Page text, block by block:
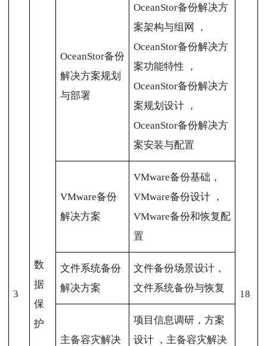
3
数
据
保
护
18
OceanStor备份
解决方案规划
与部署
OceanStor备份解决方
案架构与组网 ，
OceanStor备份解决方
案功能特性 ，
OceanStor备份解决方
案规划设计 ，
OceanStor备份解决方
案安装与配置
VMware备份
解决方案
VMware备份基础，
VMware备份设计 ，
VMware备份和恢复配
置
文件系统备份
解决方案
文件备份场景设计，
文件系统备份与恢复
主备容灾解决
项目信息调研，方案
设计 ，主备容灾解决